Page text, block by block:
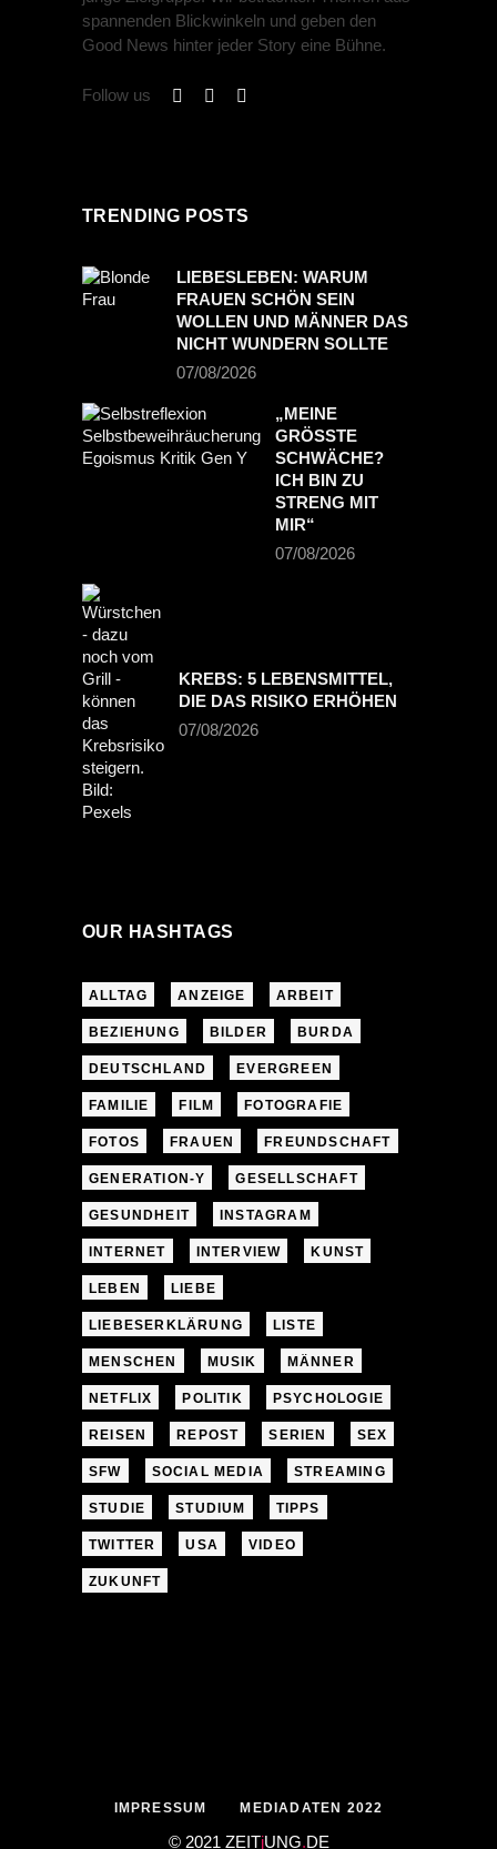
spannenden Blickwinkeln und geben den
Good News hinter jeder Story eine Bühne.
Follow us
TRENDING POSTS
LIEBESLEBEN: WARUM
FRAUEN SCHÖN SEIN
WOLLEN UND MÄNNER DAS
NICHT WUNDERN SOLLTE
07/08/2026
„MEINE
GRÖSSTE S
CHWÄCHE? I
CH BIN ZU S
TRENG MIT M
IR“
07/08/2026
KREBS: 5 LEBENSMITTEL,
DIE DAS RISIKO ERHÖHEN
07/08/2026
OUR HASHTAGS
ALLTAG ANZEIGE ARBEIT
BEZIEHUNG BILDER BURDA
DEUTSCHLAND EVERGREEN
FAMILIE FILM FOTOGRAFIE
FOTOS FRAUEN FREUNDSCHAFT
GENERATION-Y GESELLSCHAFT
GESUNDHEIT INSTAGRAM
INTERNET INTERVIEW KUNST
LEBEN LIEBE
LIEBESERKLÄRUNG LISTE
MENSCHEN MUSIK MÄNNER
NETFLIX POLITIK PSYCHOLOGIE
REISEN REPOST SERIEN SEX
SFW SOCIAL MEDIA STREAMING
STUDIE STUDIUM TIPPS
TWITTER USA VIDEO
ZUKUNFT
IMPRESSUM MEDIADATEN 2022
© 2021 ZEITjUNG.DE